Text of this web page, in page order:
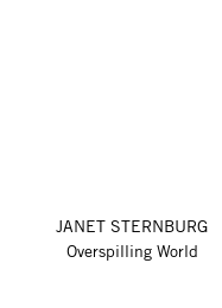
JANET STERNBURG
Overspilling World